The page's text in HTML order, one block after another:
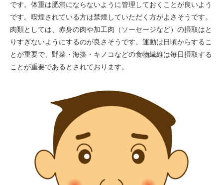
です。体重は肥満にならないように管理しておくことが良いよう
です。喫煙されている方は禁煙していただく方がよさそうです。
肉類としては、赤身の肉や加工肉（ソーセージなど）の摂取はと
りすぎないようにするのが良さそうです。運動は日頃からするこ
とが重要で、野菜・海藻・キノコなどの食物繊維は毎日摂取する
ことが重要であるとされております。